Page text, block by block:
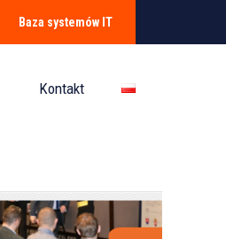
Baza systemów IT
Kontakt